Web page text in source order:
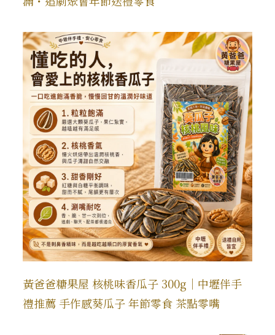
黃爸爸糖果屋 核桃味香瓜子 300g｜中壢伴手
禮推薦 手作感葵瓜子 年節零食 茶點零嘴